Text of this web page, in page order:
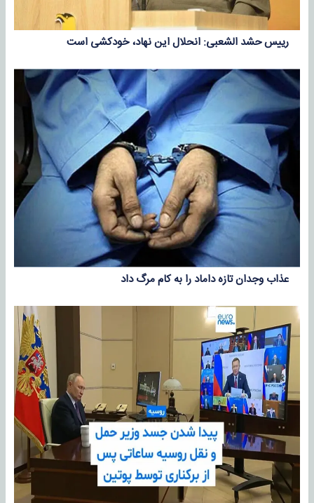
رییس حشد الشعبی: انحلال این نهاد، خودکشی است
عذاب وجدان تازه داماد را به کام مرگ داد